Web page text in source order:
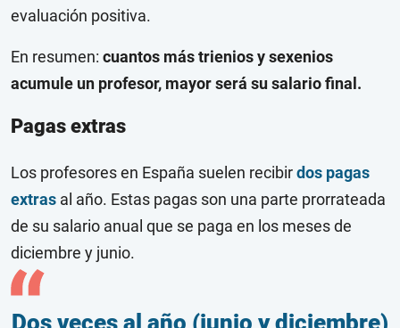
evaluación positiva.
En resumen: cuantos más trienios y sexenios
acumule un profesor, mayor será su salario final.
Pagas extras
Los profesores en España suelen recibirdos pagas
extras al año. Estas pagas son una parte prorrateada
de su salario anual que se paga en los meses de
diciembre y junio.